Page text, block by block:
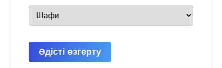
Әдісті өзгерту